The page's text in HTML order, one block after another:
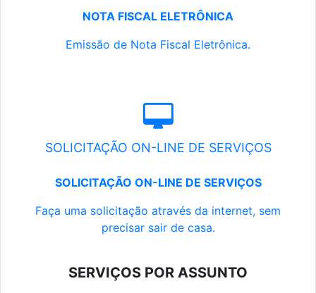
NOTA FISCAL ELETRÔNICA
Emissão de Nota Fiscal Eletrônica.
SOLICITAÇÃO ON-LINE DE SERVIÇOS
SOLICITAÇÃO ON-LINE DE SERVIÇOS
Faça uma solicitação através da internet, sem
precisar sair de casa.
SERVIÇOS POR ASSUNTO